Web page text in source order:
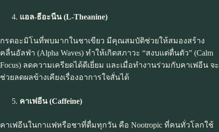
แอล-ธีอะนีน(L-Theanine)
กรดอะมิโนที่พบมากในชาเขียว มีคุณสมบัติช่วยให้สมองสร้าง
คลื่นอัลฟ่า (Alpha Waves) ทำให้เกิดสภาวะ “สงบแต่ตื่นตัว” (Calm
Focus) ลดความเครียดได้ดีเยี่ยม และเมื่อทำงานร่วมกับคาเฟอีน จะ
ช่วยลดผลข้างเคียงเรื่องอาการใจสั่นได้
คาเฟอีน (Caffeine)
คาเฟอีนในกาแฟหรือชาที่ดื่มทุกวัน คือ Nootropic ที่คนทั่วโลกใช้